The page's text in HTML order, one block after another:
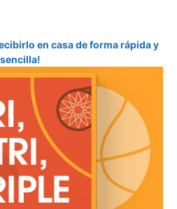
en casa de forma rápida y
sencilla!